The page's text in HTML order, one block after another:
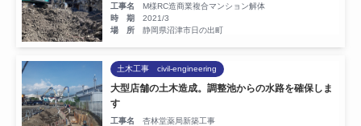
工事名
M様RC造商業複合マンション解体
時 期
2021/3
場 所
静岡県沼津市日の出町
土木工事 civil-engineering
大型店舗の土木造成。調整池からの水路を確保しま
す
工事名
杏林堂薬局新築工事
055-939-7005
営業時間：8:00〜17:00（平日/第1・3土曜日）